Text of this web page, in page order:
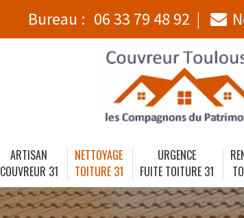
Bureau : 06 33 79 48 92
ARTISAN
COUVREUR 31
NETTOYAGE
TOITURE 31
URGENCE
FUITE TOITURE 31